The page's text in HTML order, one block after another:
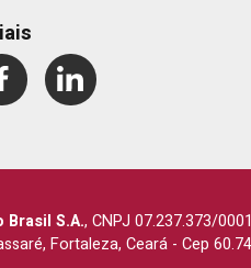
S.A., CNPJ 07.237.373/
Fortaleza, Ceará - Cep